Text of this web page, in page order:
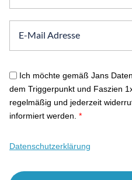
Ich möchte gemäß Jans
dem Triggerpunkt und Faszien
regelmäßig und jederzeit
informiert werden. *
Datenschutzerklärung